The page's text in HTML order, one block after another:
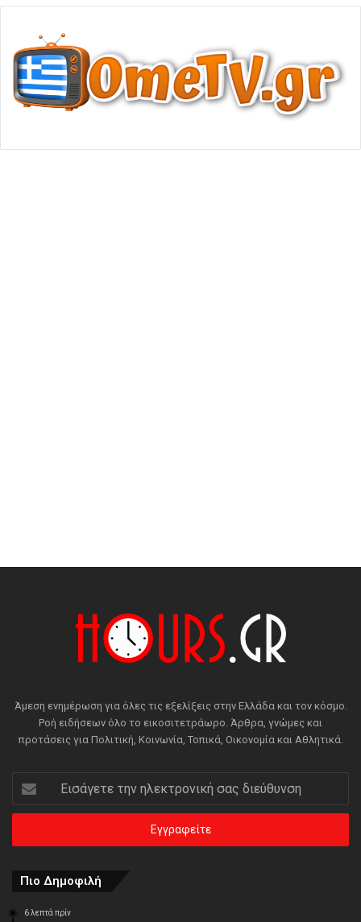
Άμεση ενημέρωση για όλες τις εξελίξεις στην Ελλάδα και τον κόσμο.
Ροή ειδήσεων όλο το εικοσιτετράωρο. Άρθρα, γνώμες και
προτάσεις για Πολιτική, Κοινωνία, Τοπικά, Οικονομία και Αθλητικά.
Εισάγετε
την
ηλεκτρονική
διεύθυνση
Πιο Δημοφιλή
6 λεπτά πρίν